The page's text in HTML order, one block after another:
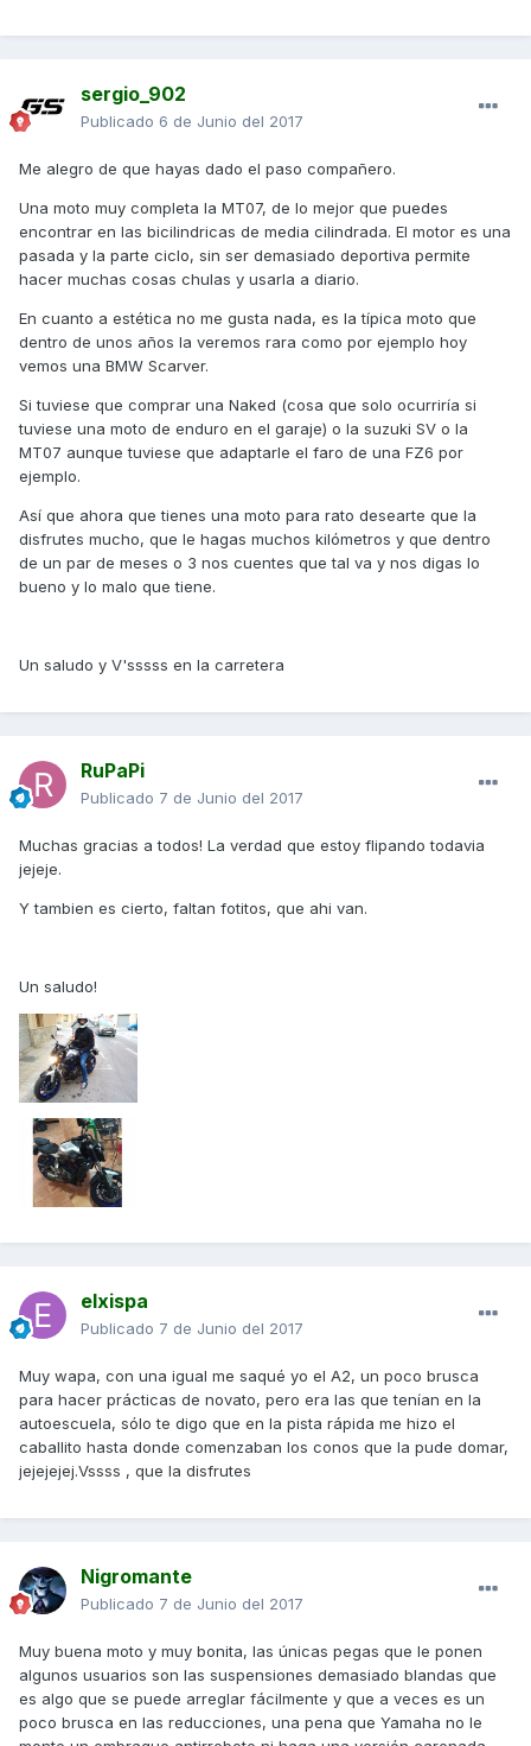
sergio_902
Publicado 6 de Junio del 2017
Me alegro de que hayas dado el paso compañero.
Una moto muy completa la MT07, de lo mejor que puedes
encontrar en las bicilindricas de media cilindrada. El motor es una
pasada y la parte ciclo, sin ser demasiado deportiva permite
hacer muchas cosas chulas y usarla a diario.
En cuanto a estética no me gusta nada, es la típica moto que
dentro de unos años la veremos rara como por ejemplo hoy
vemos una BMW Scarver.
Si tuviese que comprar una Naked (cosa que solo ocurriría si
tuviese una moto de enduro en el garaje) o la suzuki SV o la
MT07 aunque tuviese que adaptarle el faro de una FZ6 por
ejemplo.
Así que ahora que tienes una moto para rato desearte que la
disfrutes mucho, que le hagas muchos kilómetros y que dentro
de un par de meses o 3 nos cuentes que tal va y nos digas lo
bueno y lo malo que tiene.
Un saludo y V'sssss en la carretera
RuPaPi
Publicado 7 de Junio del 2017
Muchas gracias a todos! La verdad que estoy flipando todavia
jejeje.
Y tambien es cierto, faltan fotitos, que ahi van.
Un saludo!
elxispa
Publicado 7 de Junio del 2017
Muy wapa, con una igual me saqué yo el A2, un poco brusca
para hacer prácticas de novato, pero era las que tenían en la
autoescuela, sólo te digo que en la pista rápida me hizo el
caballito hasta donde comenzaban los conos que la pude domar,
jejejejej.Vssss , que la disfrutes
Nigromante
Publicado 7 de Junio del 2017
Muy buena moto y muy bonita, las únicas pegas que le ponen
algunos usuarios son las suspensiones demasiado blandas que
es algo que se puede arreglar fácilmente y que a veces es un
poco brusca en las reducciones, una pena que Yamaha no le